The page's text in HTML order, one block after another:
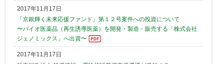
2017年11月17日
「京銀輝く未来応援ファンド」第１２号案件への投資について
〜バイオ医薬品（再生誘導医薬）を開発・製造・販売する「株式会社
ジェノミックス」へ出資〜
2017年11月17日